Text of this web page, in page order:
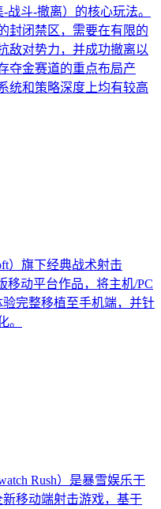
斗-撤离）的核心玩法。
封闭禁区，需要在有限的
敌对势力，并成功撤离以
夺金赛道的重点布局产
统和策略深度上均有较高
）旗下经典战术射击
移动平台作品，将主机/PC
完整移植至手机端，并针
。
Rush）是暴雪娱乐于
新移动端射击游戏，基于